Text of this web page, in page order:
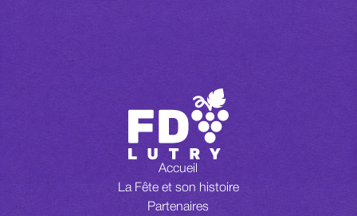
Accueil
La Fête et son histoire
Partenaires